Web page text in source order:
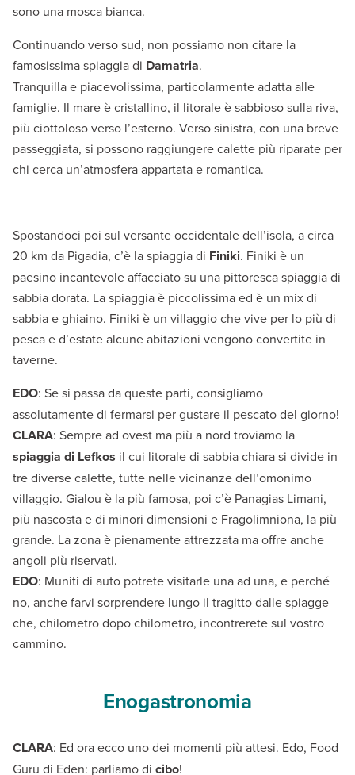
sono una mosca bianca.
Continuando verso sud, non possiamo non citare la
famosissima spiaggia di Damatria.
Tranquilla e piacevolissima, particolarmente adatta alle
famiglie. Il mare è cristallino, il litorale è sabbioso sulla riva,
più ciottoloso verso l’esterno. Verso sinistra, con una breve
passeggiata, si possono raggiungere calette più riparate per
chi cerca un’atmosfera appartata e romantica.
Spostandoci poi sul versante occidentale dell’isola, a circa
20 km da Pigadia, c’è la spiaggia di Finiki. Finiki è un
paesino incantevole affacciato su una pittoresca spiaggia di
sabbia dorata. La spiaggia è piccolissima ed è un mix di
sabbia e ghiaino. Finiki è un villaggio che vive per lo più di
pesca e d’estate alcune abitazioni vengono convertite in
taverne.
EDO: Se si passa da queste parti, consigliamo
assolutamente di fermarsi per gustare il pescato del giorno!
CLARA: Sempre ad ovest ma più a nord troviamo la
spiaggia di Lefkos il cui litorale di sabbia chiara si divide in
tre diverse calette, tutte nelle vicinanze dell’omonimo
villaggio. Gialou è la più famosa, poi c’è Panagias Limani,
più nascosta e di minori dimensioni e Fragolimniona, la più
grande. La zona è pienamente attrezzata ma offre anche
angoli più riservati.
EDO: Muniti di auto potrete visitarle una ad una, e perché
no, anche farvi sorprendere lungo il tragitto dalle spiagge
che, chilometro dopo chilometro, incontrerete sul vostro
cammino.
Enogastronomia
CLARA: Ed ora ecco uno dei momenti più attesi. Edo, Food
Guru di Eden: parliamo di cibo!